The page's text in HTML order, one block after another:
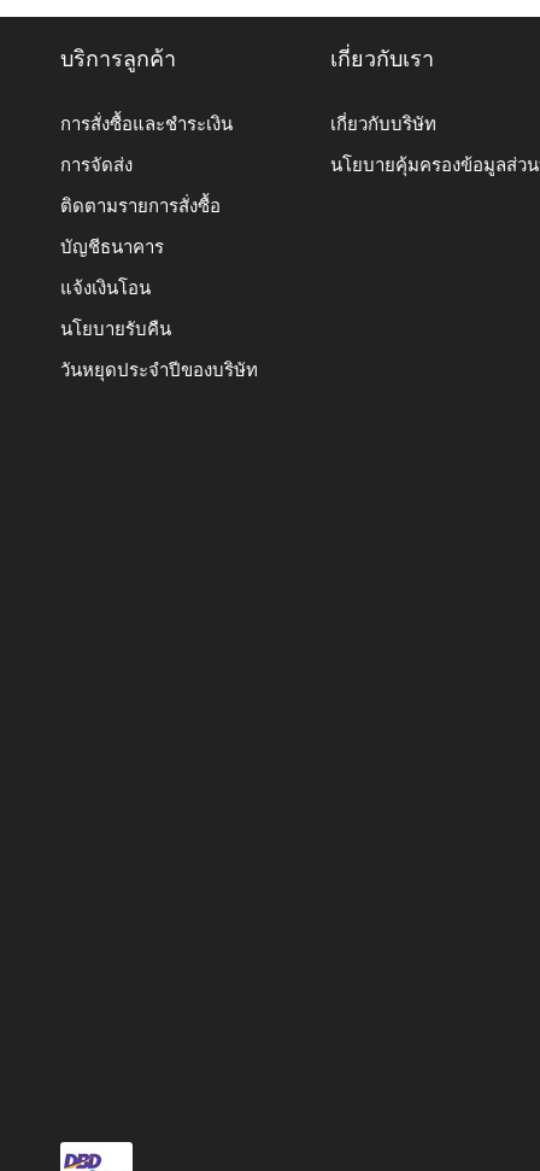
บริการลูกค้า
การสั่งซื้อและชำระเงิน
การจัดส่ง
ติดตามรายการสั่งซื้อ
บัญชีธนาคาร
แจ้งเงินโอน
นโยบายรับคืน
วันหยุดประจำปีของบริษัท
เกี่ยวกับเรา
เกี่ยวกับบริษัท
นโยบายคุ้มครองข้อมูลส่ว